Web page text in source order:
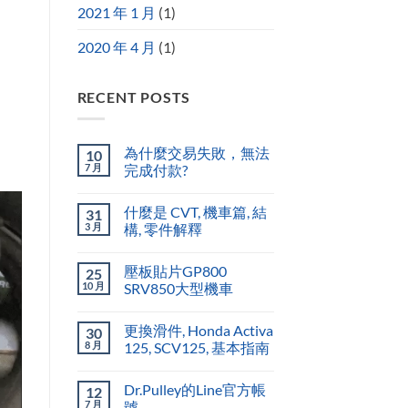
2021 年 1 月 (1)
2020 年 4 月 (1)
RECENT POSTS
10
7 月
為什麼交易失敗，無法
完成付款?
31
3 月
什麼是 CVT, 機車篇, 結
構, 零件解釋
25
10 月
壓板貼片GP800
SRV850大型機車
30
8 月
更換滑件, Honda Activa
125, SCV125, 基本指南
12
7 月
Dr.Pulley的Line官方帳